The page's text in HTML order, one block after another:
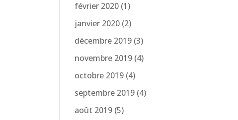
février 2020 (1)
janvier 2020 (2)
décembre 2019 (3)
novembre 2019 (4)
octobre 2019 (4)
septembre 2019 (4)
août 2019 (5)